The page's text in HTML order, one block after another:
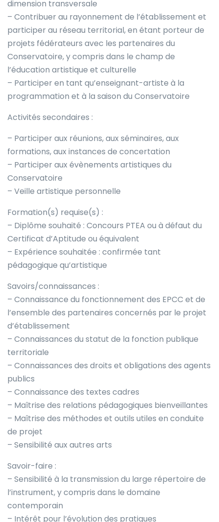
dimension transversale
– Contribuer au rayonnement de l’établissement et
participer au réseau territorial, en étant porteur de
projets fédérateurs avec les partenaires du
Conservatoire, y compris dans le champ de
l’éducation artistique et culturelle
– Participer en tant qu’enseignant-artiste à la
programmation et à la saison du Conservatoire
Activités secondaires :
– Participer aux réunions, aux séminaires, aux
formations, aux instances de concertation
– Participer aux évènements artistiques du
Conservatoire
– Veille artistique personnelle
Formation(s) requise(s) :
– Diplôme souhaité : Concours PTEA ou à défaut du
Certificat d’Aptitude ou équivalent
– Expérience souhaitée : confirmée tant
pédagogique qu’artistique
Savoirs/connaissances :
– Connaissance du fonctionnement des EPCC et de
l’ensemble des partenaires concernés par le projet
d’établissement
– Connaissances du statut de la fonction publique
territoriale
– Connaissances des droits et obligations des agents
publics
– Connaissance des textes cadres
– Maîtrise des relations pédagogiques bienveillantes
– Maîtrise des méthodes et outils utiles en conduite
de projet
– Sensibilité aux autres arts
Savoir-faire :
– Sensibilité à la transmission du large répertoire de
l’instrument, y compris dans le domaine
contemporain
– Intérêt pour l’évolution des pratiques